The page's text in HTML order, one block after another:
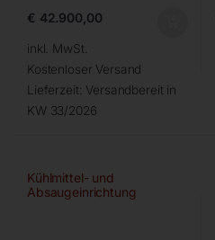
€ 42.900,00
inkl. MwSt.
Kostenloser Versand
Lieferzeit: Versandbereit in
KW 33/2026
Kühlmittel- und
Absaugeinrichtung